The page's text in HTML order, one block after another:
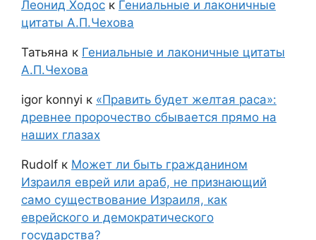
Леонид Ходос к Гениальные и лаконичные
цитаты А.П.Чехова
Татьяна к Гениальные и лаконичные цитаты
А.П.Чехова
igor konnyi к «Править будет желтая раса»:
древнее пророчество сбывается прямо на
наших глазах
Rudolf к Может ли быть гражданином
Израиля еврей или араб, не признающий
само существование Израиля, как
еврейского и демократического
государства?